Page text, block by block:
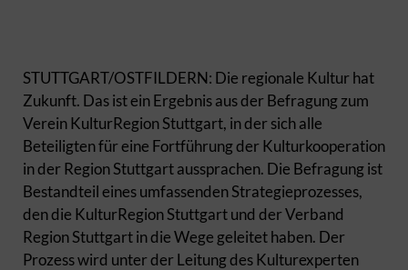
STUTTGART/OSTFILDERN: Die regionale Kultur hat
Zukunft. Das ist ein Ergebnis aus der Befragung zum
Verein KulturRegion Stuttgart, in der sich alle
Beteiligten für eine Fortführung der Kulturkooperation
in der Region Stuttgart aussprachen. Die Befragung ist
Bestandteil eines umfassenden Strategieprozesses,
den die KulturRegion Stuttgart und der Verband
Region Stuttgart in die Wege geleitet haben. Der
Prozess wird unter der Leitung des Kulturexperten